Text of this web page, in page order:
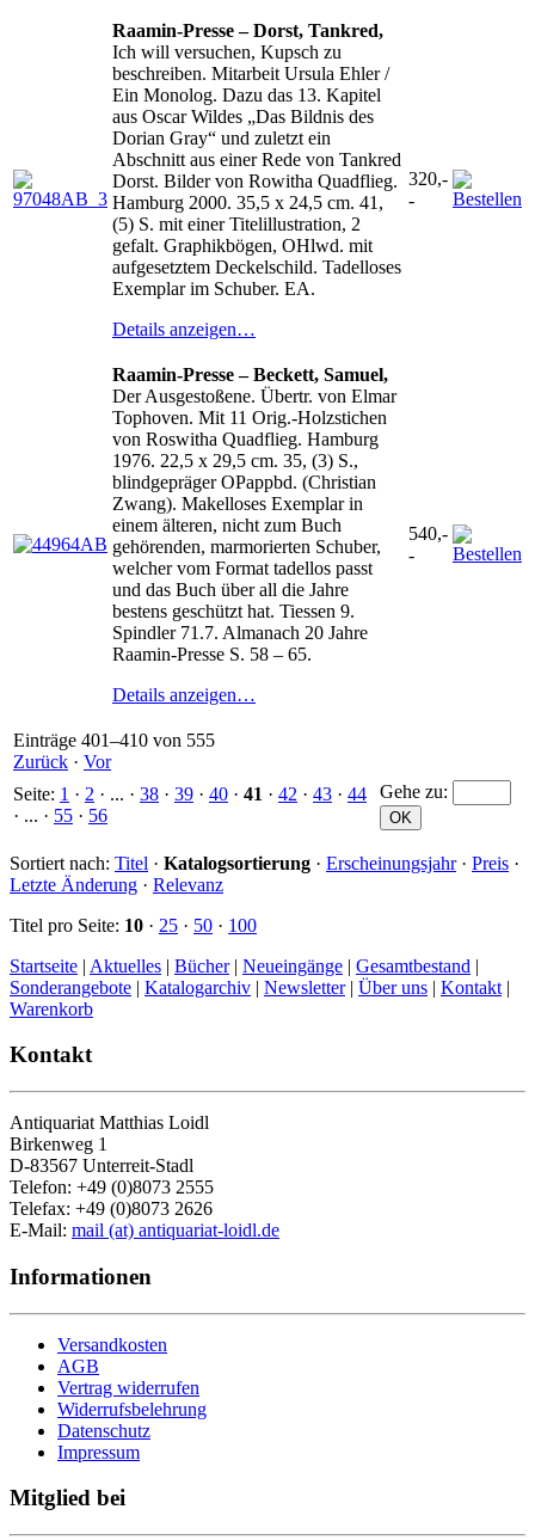
Raamin-Presse – Dorst, Tankred,
Ich will versuchen, Kupsch zu
beschreiben. Mitarbeit Ursula Ehler /
Ein Monolog. Dazu das 13. Kapitel
aus Oscar Wildes „Das Bildnis des
Dorian Gray“ und zuletzt ein
Abschnitt aus einer Rede von Tankred
Dorst. Bilder von Rowitha Quadflieg.
Hamburg 2000. 35,5 x 24,5 cm. 41,
(5) S. mit einer Titelillustration, 2
gefalt. Graphikbögen, OHlwd. mit
aufgesetztem Deckelschild. Tadelloses
Exemplar im Schuber. EA.
Details anzeigen…
320,-
-
Raamin-Presse – Beckett, Samuel,
Der Ausgestoßene. Übertr. von Elmar
Tophoven. Mit 11 Orig.-Holzstichen
von Roswitha Quadflieg. Hamburg
1976. 22,5 x 29,5 cm. 35, (3) S.,
blindgepräger OPappbd. (Christian
Zwang). Makelloses Exemplar in
einem älteren, nicht zum Buch
gehörenden, marmorierten Schuber,
welcher vom Format tadellos passt
und das Buch über all die Jahre
bestens geschützt hat. Tiessen 9.
Spindler 71.7. Almanach 20 Jahre
Raamin-Presse S. 58 – 65.
Details anzeigen…
540,-
-
Einträge 401–410 von 555
Zurück · Vor
Seite: 1 · 2 · ... · 38 · 39 · 40 · 41 · 42 · 43 · 44
· ... · 55 · 56
Gehe zu:
Sortiert nach: Titel · Katalogsortierung · Erscheinungsjahr· Preis ·
Letzte Änderung · Relevanz
Titel pro Seite: 10 · 25 · 50 · 100
Startseite | Aktuelles | Bücher| Neueingänge | Gesamtbestand |
Sonderangebote | Katalogarchiv | Newsletter| Über uns | Kontakt |
Warenkorb
Kontakt
Antiquariat Matthias Loidl
Birkenweg 1
D-83567 Unterreit-Stadl
Telefon: +49 (0)8073 2555
Telefax: +49 (0)8073 2626
E-Mail: mail (at) antiquariat-loidl.de
Informationen
Versandkosten
AGB
Vertrag widerrufen
Widerrufsbelehrung
Datenschutz
Impressum
Mitglied bei